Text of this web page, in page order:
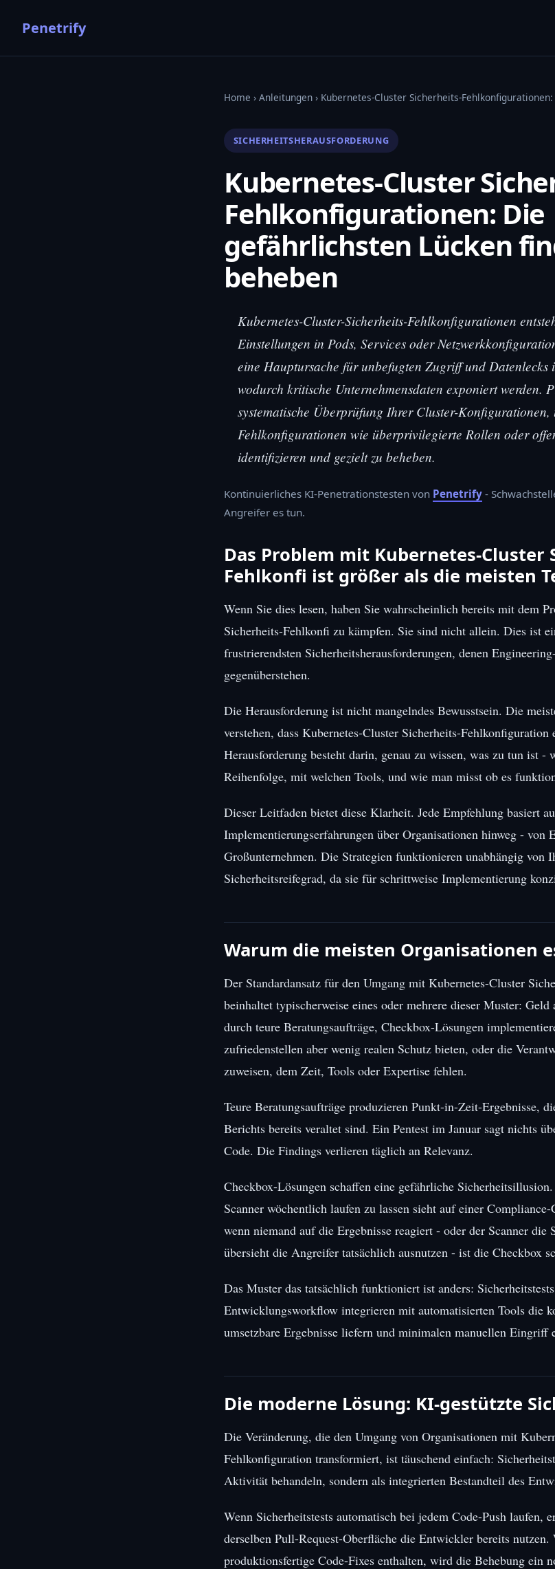
Penetrify
Home › Anleitungen › Kubernetes-Cluster Sicherheits-
SICHERHEITSHERAUSFORDERUNG
Kubernetes-Cluster
Fehlkonfigurationen: Die
gefährlichsten Lücken
beheben
Kubernetes-Cluster-Sicherheits-Fehlkonfigurationen
Einstellungen in Pods, Services oder
eine Hauptursache für unbefugten Zugriff und Datenlecks
wodurch kritische Unternehmensdaten exponiert werden.
systematische Überprüfung Ihrer Cluster-Konfigurationen,
Fehlkonfigurationen wie überprivilegierte Rollen oder
identifizieren und gezielt zu beheben.
Kontinuierliches KI-Penetrationstesten von Penetrify -
Angreifer es tun.
Das Problem mit Kubernetes-Cluster
Fehlkonfi ist größer als die meisten
Wenn Sie dies lesen, haben Sie wahrscheinlich bereits mit dem
Sicherheits-Fehlkonfi zu kämpfen. Sie sind nicht allein. Dies ist
frustrierendsten Sicherheitsherausforderungen, denen
gegenüberstehen.
Die Herausforderung ist nicht mangelndes Bewusstsein. Die
verstehen, dass Kubernetes-Cluster Sicherheits-
Herausforderung besteht darin, genau zu wissen, was zu tun ist -
Reihenfolge, mit welchen Tools, und wie man misst ob es
Dieser Leitfaden bietet diese Klarheit. Jede Empfehlung basiert
Implementierungserfahrungen über Organisationen hinweg - von
Großunternehmen. Die Strategien funktionieren unabhängig von
Sicherheitsreifegrad, da sie für schrittweise Implementierung
Warum die meisten Organisationen
Der Standardansatz für den Umgang mit Kubernetes-Cluster
beinhaltet typischerweise eines oder mehrere dieser Muster: Geld
durch teure Beratungsaufträge, Checkbox-Lösungen
zufriedenstellen aber wenig realen Schutz bieten, oder die
zuweisen, dem Zeit, Tools oder Expertise fehlen.
Teure Beratungsaufträge produzieren Punkt-in-Zeit-Ergebnisse,
Berichts bereits veraltet sind. Ein Pentest im Januar sagt nichts
Code. Die Findings verlieren täglich an Relevanz.
Checkbox-Lösungen schaffen eine gefährliche
Scanner wöchentlich laufen zu lassen sieht auf einer
wenn niemand auf die Ergebnisse reagiert - oder der Scanner die
übersieht die Angreifer tatsächlich ausnutzen - ist die Checkbox
Das Muster das tatsächlich funktioniert ist anders:
Entwicklungsworkflow integrieren mit automatisierten Tools die
umsetzbare Ergebnisse liefern und minimalen manuellen Eingriff
Die moderne Lösung: KI-gestützte
Die Veränderung, die den Umgang von Organisationen mit
Fehlkonfiguration transformiert, ist täuschend einfach:
Aktivität behandeln, sondern als integrierten Bestandteil des
Wenn Sicherheitstests automatisch bei jedem Code-Push laufen,
derselben Pull-Request-Oberfläche die Entwickler bereits nutzen.
produktionsfertige Code-Fixes enthalten, wird die Behebung ein